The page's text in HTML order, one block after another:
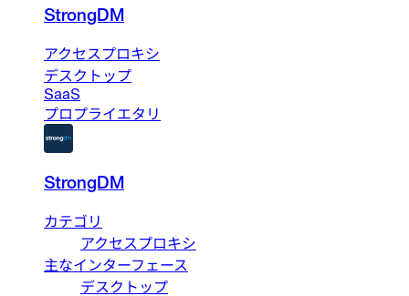
StrongDM
アクセスプロキシ
デスクトップ
SaaS
プロプライエタリ
StrongDM
カテゴリ
アクセスプロキシ
主なインターフェース
デスクトップ